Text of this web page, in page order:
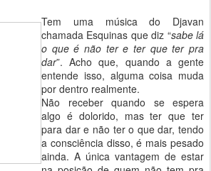
Tem uma música do Djavan
chamada Esquinas que diz “sabe lá
o que é não ter e ter que ter pra
dar”. Acho que, quando a gente
entende isso, alguma coisa muda
por dentro realmente.
Não receber quando se espera
algo é dolorido, mas ter que ter
para dar e não ter o que dar, tendo
a consciência disso, é mais pesado
ainda. A única vantagem de estar